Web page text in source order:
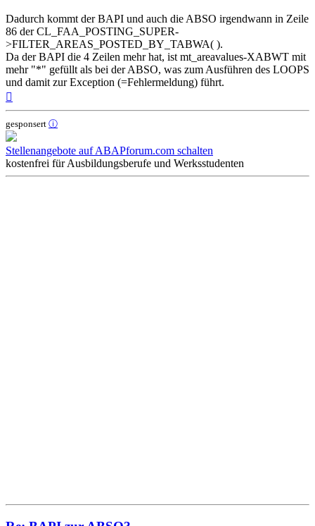
Dadurch kommt der BAPI und auch die ABSO irgendwann in Zeile
86 der CL_FAA_POSTING_SUPER-
>FILTER_AREAS_POSTED_BY_TABWA( ).
Da der BAPI die 4 Zeilen mehr hat, ist mt_areavalues-XABWT mit
mehr "*" gefüllt als bei der ABSO, was zum Ausführen des LOOPS
und damit zur Exception (=Fehlermeldung) führt.
gesponsert ⓘ
Stellenangebote auf ABAPforum.com schalten
kostenfrei für Ausbildungsberufe und Werksstudenten